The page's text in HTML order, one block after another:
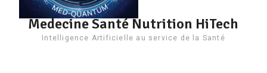
Medecine Santé Nutrition HiTech
Intelligence Artificielle au service de la Santé